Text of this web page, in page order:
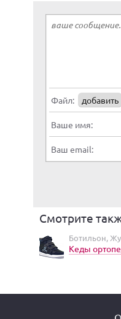
Файл: добавить
Ваше имя:
Ваш email:
Смотрите
Ботильон,
Кеды